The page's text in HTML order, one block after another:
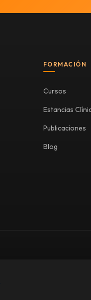
FORMACIÓN
Cursos
Estancias
Publicaciones
Blog